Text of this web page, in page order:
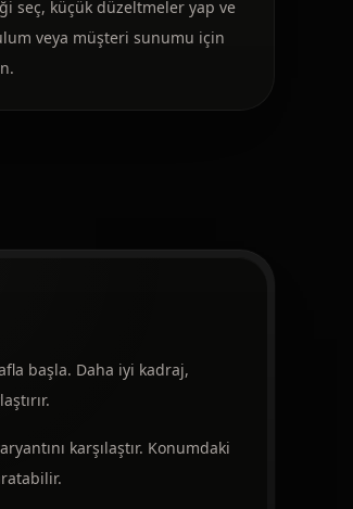
seç, küçük düzeltmeler yap ve
veya müşteri sunumu için
başla. Daha iyi kadraj,
karşılaştır. Konumdaki